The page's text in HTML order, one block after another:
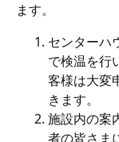
ます。
センターハ
で検温を行
客様は大変
きます。
施設内の案
者の皆さま